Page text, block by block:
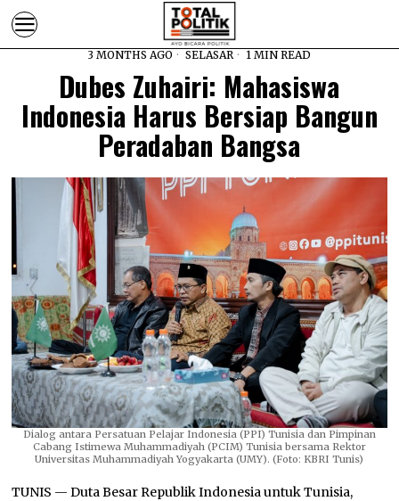
3 MONTHS AGO SELASAR 1 MIN READ
Dubes Zuhairi: Mahasiswa
Indonesia Harus Bersiap Bangun
Peradaban Bangsa
Dialog antara Persatuan Pelajar Indonesia (PPI) Tunisia dan Pimpinan
Cabang Istimewa Muhammadiyah (PCIM) Tunisia bersama Rektor
Universitas Muhammadiyah Yogyakarta (UMY). (Foto: KBRI Tunis)
TUNIS — Duta Besar Republik Indonesia untuk Tunisia,